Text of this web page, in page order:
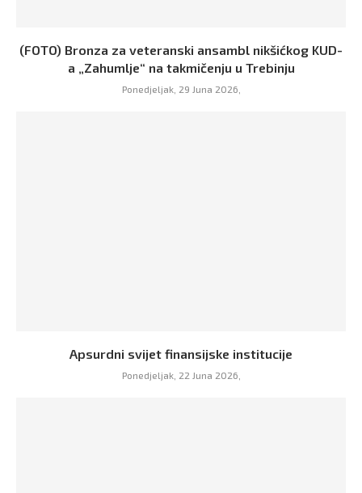
(FOTO) Bronza za veteranski ansambl nikšićkog KUD-
a „Zahumlje“ na takmičenju u Trebinju
Ponedjeljak, 29 Juna 2026,
Apsurdni svijet finansijske institucije
Ponedjeljak, 22 Juna 2026,